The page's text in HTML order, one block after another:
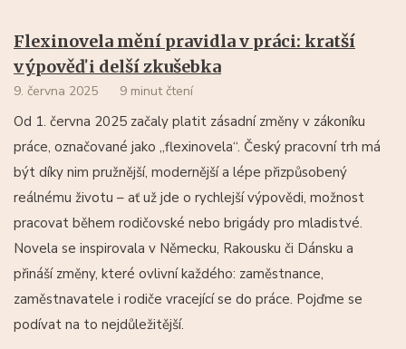
Flexinovela mění pravidla v práci: kratší
výpověď i delší zkušebka
9. června 2025 9 minut čtení
Od 1. června 2025 začaly platit zásadní změny v zákoníku
práce, označované jako „flexinovela“. Český pracovní trh má
být díky nim pružnější, modernější a lépe přizpůsobený
reálnému životu – ať už jde o rychlejší výpovědi, možnost
pracovat během rodičovské nebo brigády pro mladistvé.
Novela se inspirovala v Německu, Rakousku či Dánsku a
přináší změny, které ovlivní každého: zaměstnance,
zaměstnavatele i rodiče vracející se do práce. Pojďme se
podívat na to nejdůležitější.